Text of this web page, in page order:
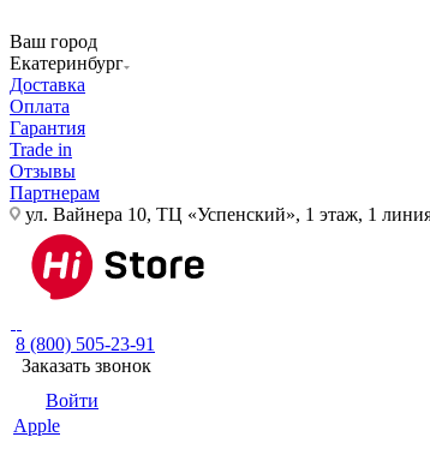
Ваш город
Екатеринбург
Доставка
Оплата
Гарантия
Trade in
Отзывы
Партнерам
ул. Вайнера 10, ТЦ «Успенский», 1 этаж, 1
8 (800) 505-23-91
Заказать звонок
Войти
Apple